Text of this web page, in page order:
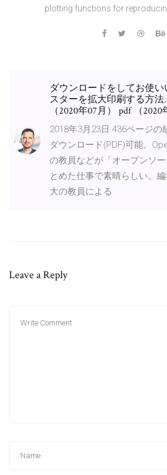
plotting functions for
ダウンロードをしてお使
スターを拡大印刷する方
（2020年07月） pdf （2020
2018年3月23日 436ページ
ダウンロード(PDF)可能。
の教員などが「オープンソ
とめた仕事で素晴らしい。
大の教員による
Leave a Reply